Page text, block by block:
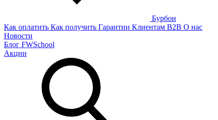
Бурбон
Как оплатить Как получить Гарантии Клиентам B2B О нас
Новости
Блог FWSchool
Акции